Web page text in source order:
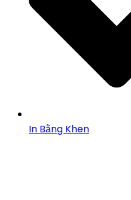
In Bằng Khen